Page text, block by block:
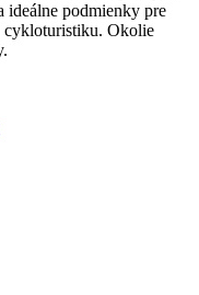
podmienky pre
cykloturistiku. Okolie